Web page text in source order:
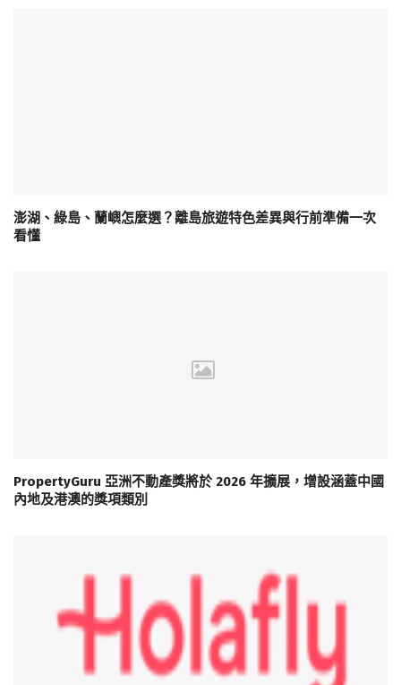
澎湖、綠島、蘭嶼怎麼選？離島旅遊特色差異與行前準備一次
看懂
PropertyGuru 亞洲不動產獎將於 2026 年擴展，增設涵蓋中國
內地及港澳的獎項類別